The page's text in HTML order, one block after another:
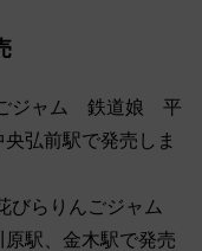
ごジャム 鉄道娘 平
弘前駅で発売しま
びらりんごジャム
駅、金木駅で発売